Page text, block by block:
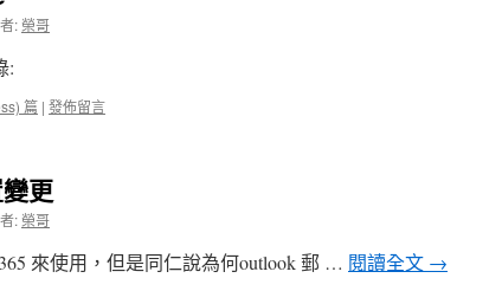
:榮哥
:
篇 | 發佈留言
更
:榮哥
來使用，但是同仁說為何outlook 郵 … 閱讀全文 →